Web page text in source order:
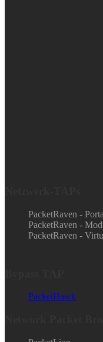
PacketRaven -
PacketRaven -
PacketRaven -
PacketHawk